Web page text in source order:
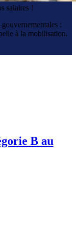
salaires !
:
à la mobilisation.
B au